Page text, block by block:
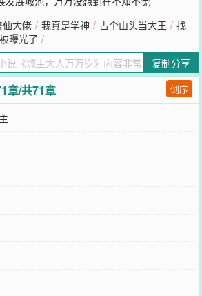
里是最幸福的城池，如果可以，我愿意用整
：这里的床好软，以后我就睡这里了。天下
的命，给我一壶酒，它就是你的！天下第一
门的吗？本书又名：《佛系治城，却成了天
幸福生活》、《我只想安静的做一名城主》
万岁
仙大佬 / 我真是学神 / 占个山头当大王 / 找
曝光了 /
复制分享
章/共71章 倒序